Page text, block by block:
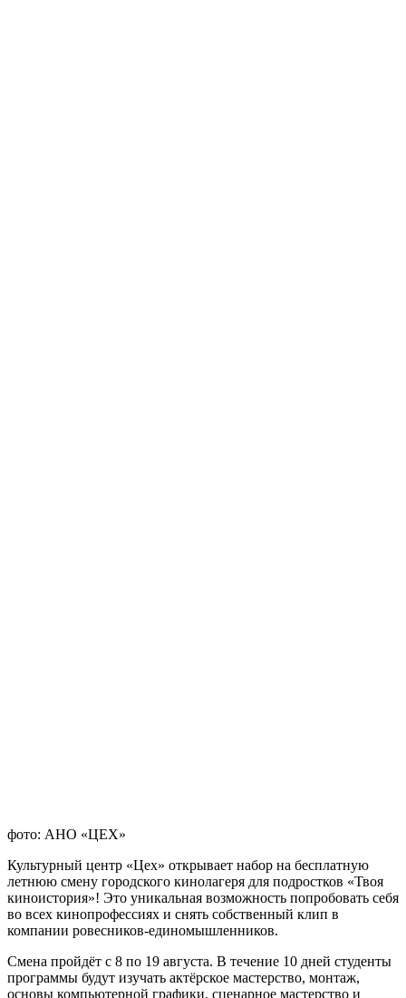
фото: АНО «ЦЕХ»
Культурный центр «Цех» открывает набор на бесплатную
летнюю смену городского кинолагеря для подростков «Твоя
киноистория»! Это уникальная возможность попробовать себя
во всех кинопрофессиях и снять собственный клип в
компании ровесников-единомышленников.
Смена пройдёт с 8 по 19 августа. В течение 10 дней студенты
программы будут изучать актёрское мастерство, монтаж,
основы компьютерной графики, сценарное мастерство и